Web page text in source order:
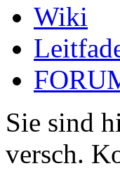
Wiki
Sie sind
versch.